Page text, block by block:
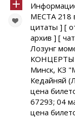
МЕСТА 218
цитаты ] [
архив ] [
Лозунг
КОНЦЕРТЫ
Минск, КЗ
Кедайняй
цена
67293; 04
цена